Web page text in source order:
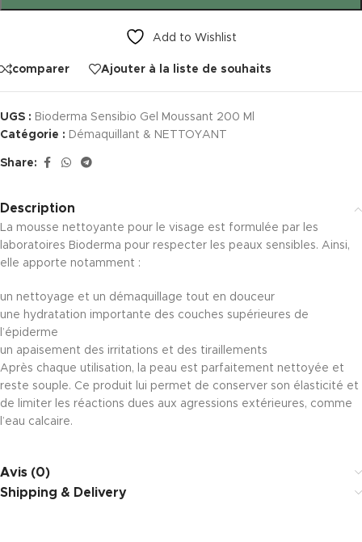
Add to Wishlist
comparer Ajouter à la liste de souhaits
UGS : Bioderma Sensibio Gel Moussant 200 Ml
Catégorie : Démaquillant & NETTOYANT
Share:
Description
La mousse nettoyante pour le visage est formulée par les
laboratoires Bioderma pour respecter les peaux sensibles. Ainsi,
elle apporte notamment :
un nettoyage et un démaquillage tout en douceur
une hydratation importante des couches supérieures de
l’épiderme
un apaisement des irritations et des tiraillements
Après chaque utilisation, la peau est parfaitement nettoyée et
reste souple. Ce produit lui permet de conserver son élasticité et
de limiter les réactions dues aux agressions extérieures, comme
l’eau calcaire.
Avis (0)
Shipping & Delivery